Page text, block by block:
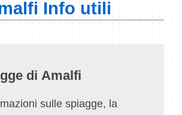
Info utili
di Amalfi
sulle spiagge, la